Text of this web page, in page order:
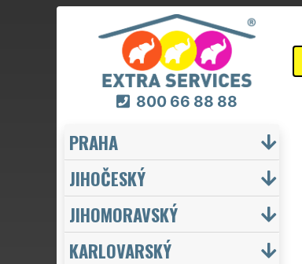
800 66 88 88
PRAHA
JIHOČESKÝ
JIHOMORAVSKÝ
KARLOVARSKÝ